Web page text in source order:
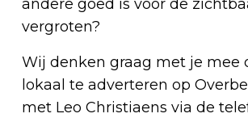
andere goed is voor de
vergroten?
Wij denken graag met je mee
lokaal te adverteren op
met Leo Christiaens via de